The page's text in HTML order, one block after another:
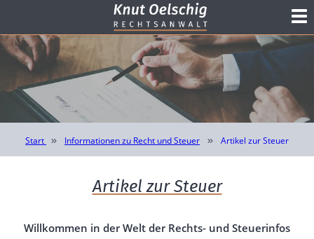
Start Informationen zu Recht und Steuer Artikel zur Steuer
Artikel zur Steuer
Willkommen in der Welt der Rechts- und Steuerinfos